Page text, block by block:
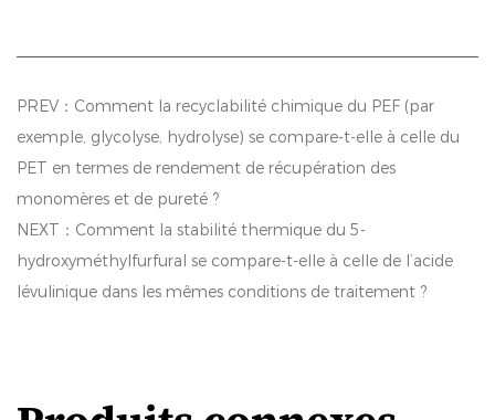
PREV：Comment la recyclabilité chimique du PEF (par
exemple, glycolyse, hydrolyse) se compare-t-elle à celle du
PET en termes de rendement de récupération des
monomères et de pureté ?
NEXT：Comment la stabilité thermique du 5-
hydroxyméthylfurfural se compare-t-elle à celle de l’acide
lévulinique dans les mêmes conditions de traitement ?